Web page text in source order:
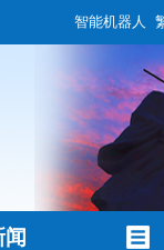
智能机器人
闻